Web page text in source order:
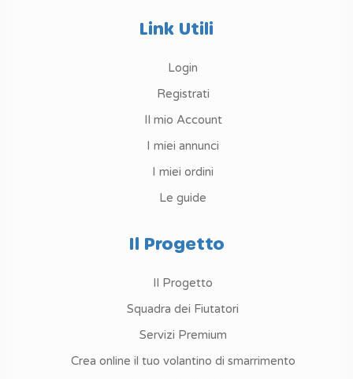
Link Utili
Login
Registrati
Il mio Account
I miei annunci
I miei ordini
Le guide
Il Progetto
Il Progetto
Squadra dei Fiutatori
Servizi Premium
Crea online il tuo volantino di smarrimento